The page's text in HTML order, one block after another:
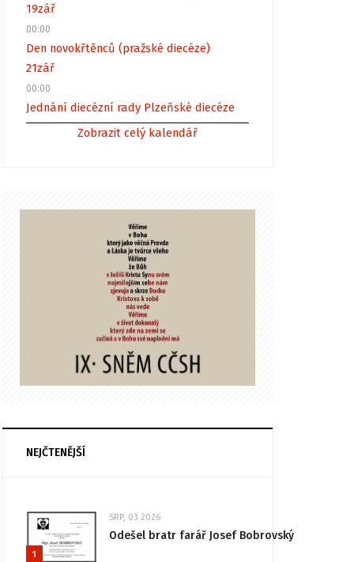
19zář
00:00
Den novokřtěnců (pražské diecéze)
21zář
00:00
Jednání diecézní rady Plzeňské diecéze
Zobrazit celý kalendář
NEJČTENĚJŠÍ
1
SRP, 03 2026
Odešel bratr farář Josef Bobrovský